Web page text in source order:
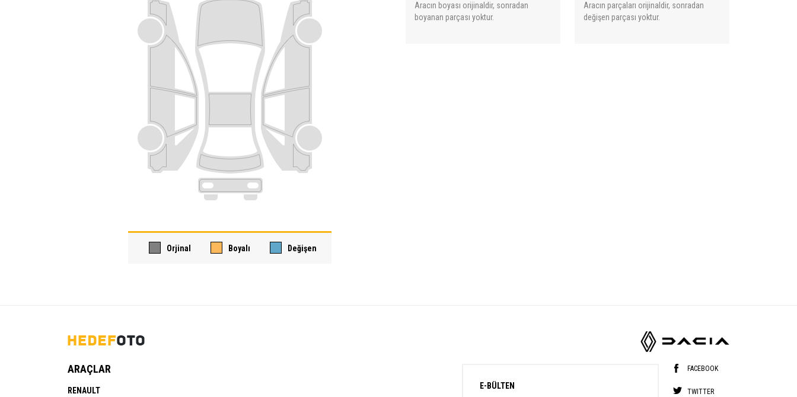
Orjinal Boyalı Değişen
Aracın boyası orijinaldir, sonradan
boyanan parçası yoktur.
Aracın parçaları orijinaldir, sonradan
değişen parçası yoktur.
ARAÇLAR
RENAULT E-BÜLTEN
FACEBOOK
TWITTER